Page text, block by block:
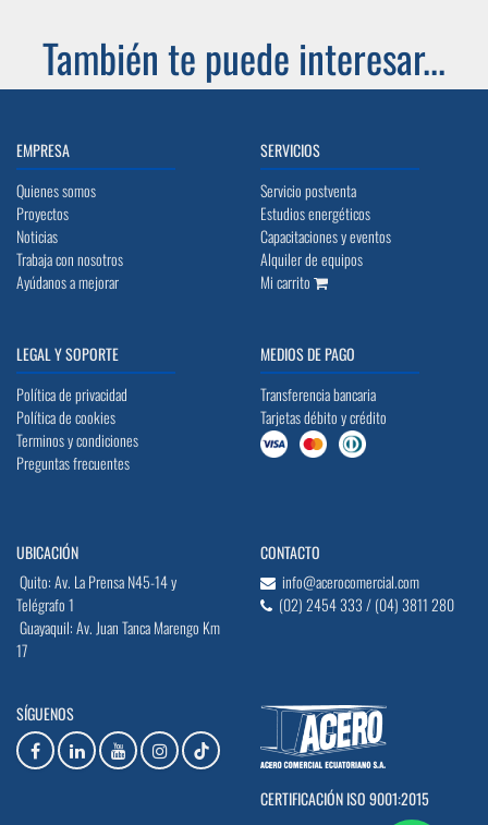
También te puede interesar...
EMPRESA
Quienes somos
Proyectos
Noticias
Trabaja con nosotros
Ayúdanos a mejorar
SERVICIOS
Servicio postventa
Estudios energéticos
Capacitaciones y eventos
Alquiler de equipos
Mi carrito
LEGAL Y SOPORTE
Política de privacidad
Política de cookies
Terminos y condiciones
Preguntas frecuentes
MEDIOS DE PAGO
Transferencia bancaria
Tarjetas débito y crédito
UBICACIÓN
Quito: Av. La Prensa N45-14 y
Telégrafo 1
Guayaquil: Av. Juan Tanca Marengo Km
17
CONTACTO
info@acerocomercial.com
(02) 2454 333 / (04) 3811 280
SÍGUENOS
CERTIFICACIÓN ISO 9001:2015